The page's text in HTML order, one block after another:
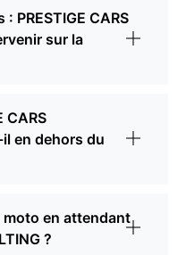
PRESTIGE CARS
sur la
CARS
en dehors du
moto en attendant
?